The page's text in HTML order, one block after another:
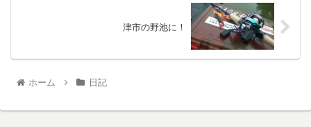
津市の野池に！
ホーム 日記